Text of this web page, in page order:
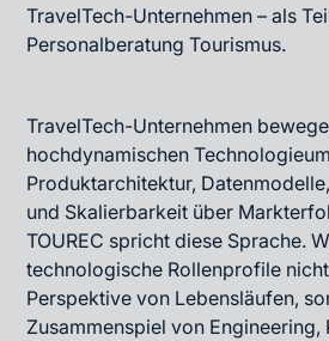
TravelTech-Unternehmen – als
Personalberatung Tourismus.
TravelTech-Unternehmen
hochdynamischen
Produktarchitektur,
und Skalierbarkeit über
TOUREC spricht diese Sprache.
technologische Rollenprofile
Perspektive von Lebensläufen,
Zusammenspiel von